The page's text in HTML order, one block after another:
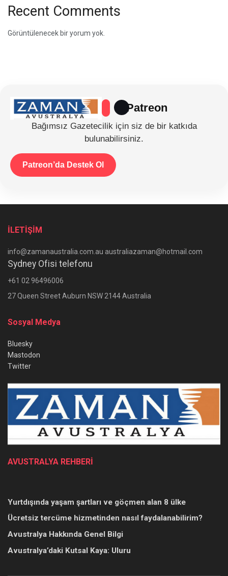
Recent Comments
Görüntülenecek bir yorum yok.
Patreon
Bağımsız Gazetecilik için siz de bir katkıda
bulunabilirsiniz.
Patreon’da Destek Ol
İLETİŞİM
info@zamanaustralia.com.au australiazaman@hotmail.com
Sydney Ofisi telefonu
+61 02 96496006
27 Queen Street Auburn NSW 2144 Australia
Sosyal Medya
Bluesky
Mastodon
Twitter
AVUSTRALYA REHBERİ
Yurtdışında yaşam şartları ve göçmen alan 8 ülke
Ücretsiz tercüme hizmetinden nasıl faydalanabilirim?
Avustralya Hakkında Genel Bilgi
Avustralya’daki Kutsal Kaya: Uluru